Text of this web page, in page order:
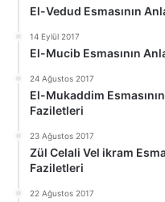
El-Vedud Esmasının
14 Eylül 2017
El-Mucib Esmasının
24 Ağustos 2017
El-Mukaddim
Faziletleri
23 Ağustos 2017
Zül Celali Vel ikram
Faziletleri
22 Ağustos 2017